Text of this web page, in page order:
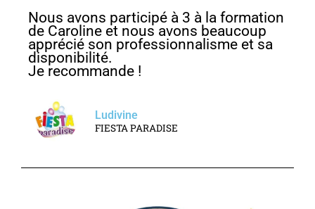
Nous avons participé à 3 à la formation
de Caroline et nous avons beaucoup
apprécié son professionnalisme et sa
disponibilité.
Je recommande !
Ludivine
FIESTA PARADISE